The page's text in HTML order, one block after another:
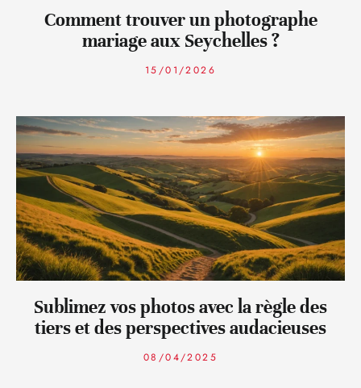
Comment trouver un photographe
mariage aux Seychelles ?
15/01/2026
Sublimez vos photos avec la règle des
tiers et des perspectives audacieuses
08/04/2025